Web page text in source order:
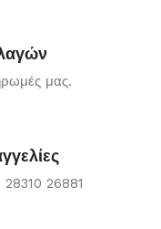
μας.
28310 26881